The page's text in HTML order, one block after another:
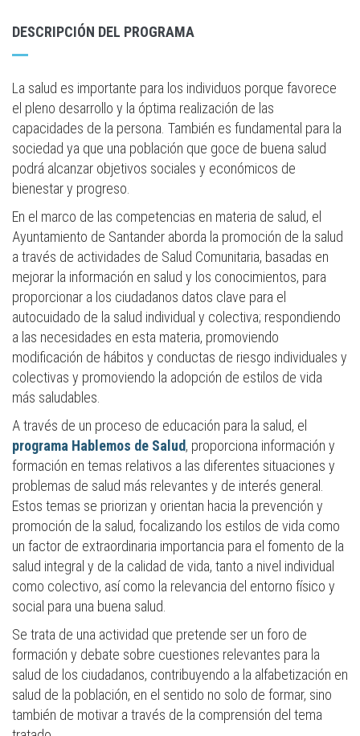
DESCRIPCIÓN DEL PROGRAMA
La salud es importante para los individuos porque favorece
el pleno desarrollo y la óptima realización de las
capacidades de la persona. También es fundamental para la
sociedad ya que una población que goce de buena salud
podrá alcanzar objetivos sociales y económicos de
bienestar y progreso.
En el marco de las competencias en materia de salud, el
Ayuntamiento de Santander aborda la promoción de la salud
a través de actividades de Salud Comunitaria, basadas en
mejorar la información en salud y los conocimientos, para
proporcionar a los ciudadanos datos clave para el
autocuidado de la salud individual y colectiva; respondiendo
a las necesidades en esta materia, promoviendo
modificación de hábitos y conductas de riesgo individuales y
colectivas y promoviendo la adopción de estilos de vida
más saludables.
A través de un proceso de educación para la salud, el
programa Hablemos de Salud, proporciona información y
formación en temas relativos a las diferentes situaciones y
problemas de salud más relevantes y de interés general.
Estos temas se priorizan y orientan hacia la prevención y
promoción de la salud, focalizando los estilos de vida como
un factor de extraordinaria importancia para el fomento de la
salud integral y de la calidad de vida, tanto a nivel individual
como colectivo, así como la relevancia del entorno físico y
social para una buena salud.
Se trata de una actividad que pretende ser un foro de
formación y debate sobre cuestiones relevantes para la
salud de los ciudadanos, contribuyendo a la alfabetización en
salud de la población, en el sentido no solo de formar, sino
también de motivar a través de la comprensión del tema